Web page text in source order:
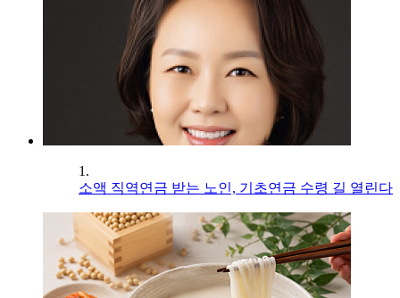
1.
소액 직역연금 받는 노인, 기초연금 수령 길 열린다